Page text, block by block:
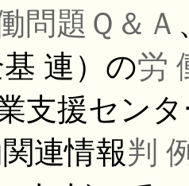
問題Ｑ＆Ａ
連）の労
支援セン
連情報判